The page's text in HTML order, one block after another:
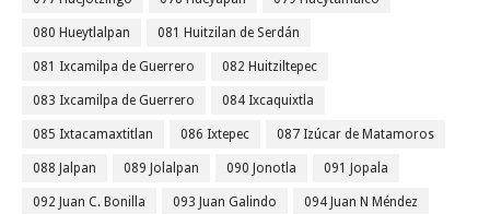
080 Hueytlalpan 081 Huitzilan de Serdán
081 Ixcamilpa de Guerrero 082 Huitziltepec
083 Ixcamilpa de Guerrero 084 Ixcaquixtla
085 Ixtacamaxtitlan 086 Ixtepec 087 Izúcar de Matamoros
088 Jalpan 089 Jolalpan 090 Jonotla 091 Jopala
092 Juan C. Bonilla 093 Juan Galindo 094 Juan N Méndez